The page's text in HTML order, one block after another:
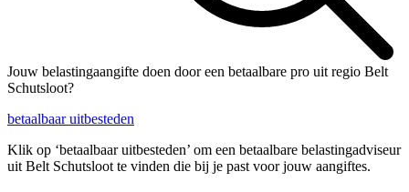
Jouw belastingaangifte doen door een betaalbare pro uit regio Belt
Schutsloot?
betaalbaar uitbesteden
Klik op ‘betaalbaar uitbesteden’ om een betaalbare belastingadviseur
uit Belt Schutsloot te vinden die bij je past voor jouw aangiftes.